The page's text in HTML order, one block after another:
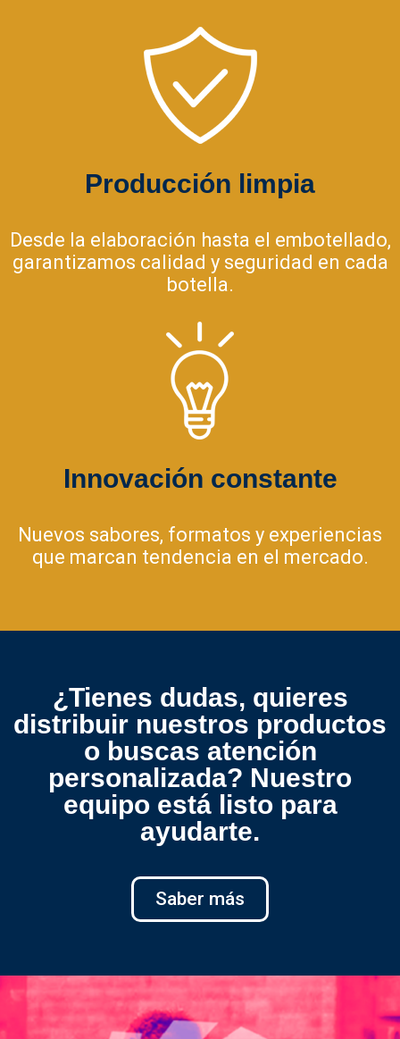
Producción limpia
Desde la elaboración hasta el embotellado,
garantizamos calidad y seguridad en cada
botella.
Innovación constante
Nuevos sabores, formatos y experiencias
que marcan tendencia en el mercado.
¿Tienes dudas, quieres
distribuir nuestros productos
o buscas atención
personalizada? Nuestro
equipo está listo para
ayudarte.
Saber más